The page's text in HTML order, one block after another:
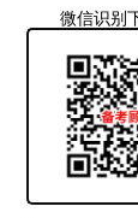
微信识别